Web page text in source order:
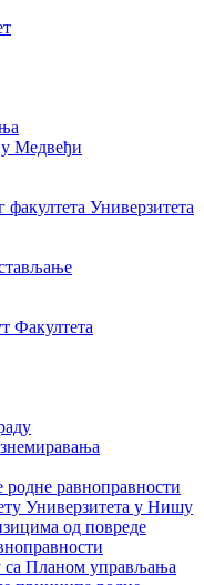
Медвеђи
Универзитета
Факултета
равноправности
Универзитета у Нишу
од повреде
са Планом управљања